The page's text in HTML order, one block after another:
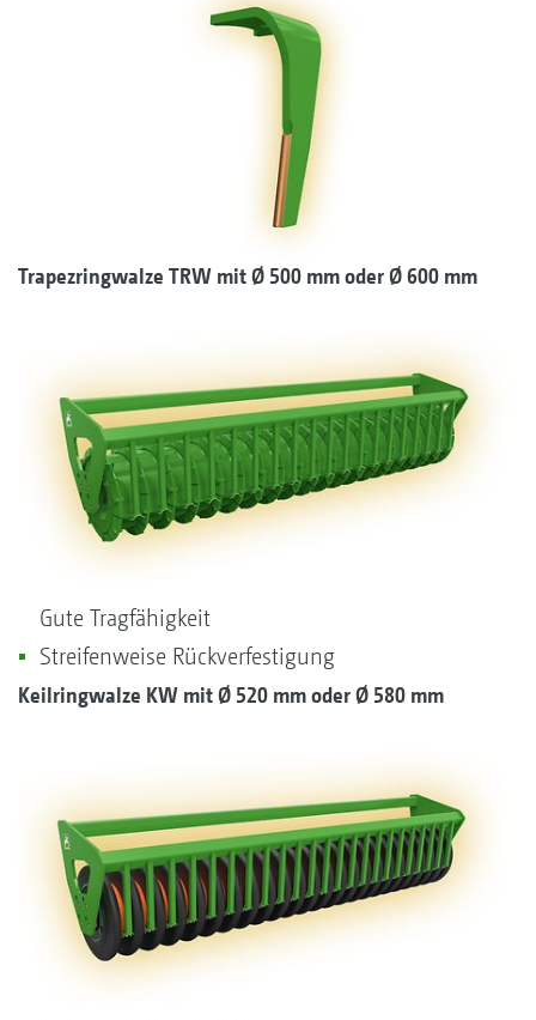
Trapezringwalze TRW mitØ 500 mm oderØ600 mm
Gute Tragfähigkeit
Streifenweise Rückverfestigung
Keilringwalze KW mitØ 520 mm oderØ 580 mm